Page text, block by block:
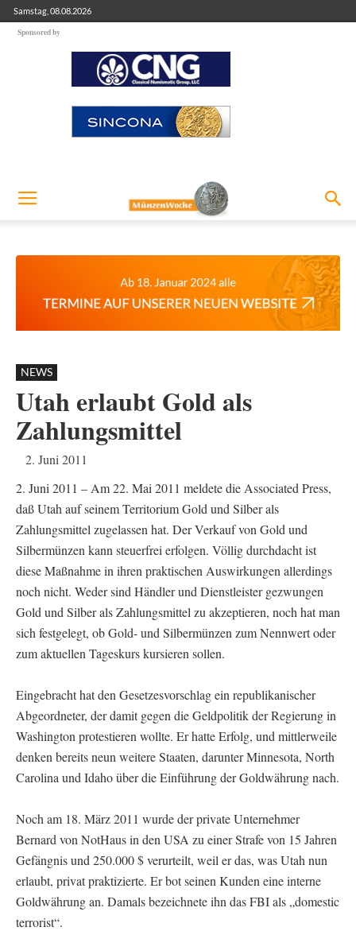
Samstag, 08.08.2026
Sponsored by
NEWS
Utah erlaubt Gold als
Zahlungsmittel
2. Juni 2011
2. Juni 2011 – Am 22. Mai 2011 meldete die Associated Press,
daß Utah auf seinem Territorium Gold und Silber als
Zahlungsmittel zugelassen hat. Der Verkauf von Gold und
Silbermünzen kann steuerfrei erfolgen. Völlig durchdacht ist
diese Maßnahme in ihren praktischen Auswirkungen allerdings
noch nicht. Weder sind Händler und Dienstleister gezwungen
Gold und Silber als Zahlungsmittel zu akzeptieren, noch hat man
sich festgelegt, ob Gold- und Silbermünzen zum Nennwert oder
zum aktuellen Tageskurs kursieren sollen.
Eingebracht hat den Gesetzesvorschlag ein republikanischer
Abgeordneter, der damit gegen die Geldpolitik der Regierung in
Washington protestieren wollte. Er hatte Erfolg, und mittlerweile
denken bereits neun weitere Staaten, darunter Minnesota, North
Carolina und Idaho über die Einführung der Goldwährung nach.
Noch am 18. März 2011 wurde der private Unternehmer
Bernard von NotHaus in den USA zu einer Strafe von 15 Jahren
Gefängnis und 250.000 $ verurteilt, weil er das, was Utah nun
erlaubt, privat praktizierte. Er bot seinen Kunden eine interne
Goldwährung an. Damals bezeichnete ihn das FBI als „domestic
terrorist“.